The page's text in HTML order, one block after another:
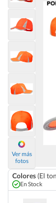
Ver más
fotos
Colores (El
En Stock